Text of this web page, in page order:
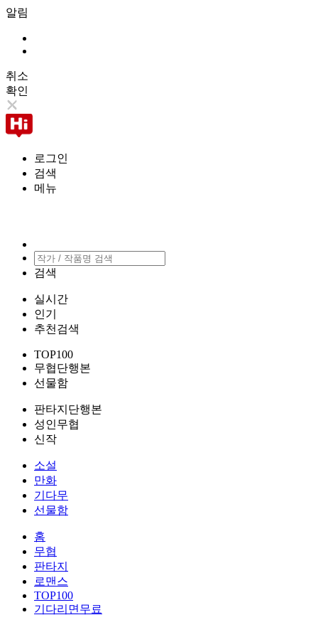
알림
취소
확인
로그인
검색
메뉴
검색
실시간
인기
추천검색
TOP100
무협단행본
선물함
판타지단행본
성인무협
신작
소설
만화
기다무
선물함
홈
무협
판타지
로맨스
TOP100
기다리면무료